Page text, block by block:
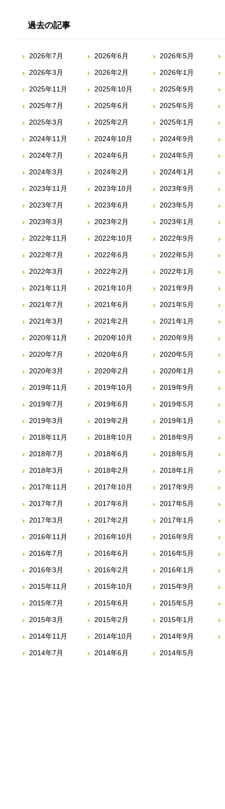
過去の記事
2026年7月 2026年6月 2026年5月
2026年3月 2026年2月 2026年1月
2025年11月 2025年10月 2025年9月
2025年7月 2025年6月 2025年5月
2025年3月 2025年2月 2025年1月
2024年11月 2024年10月 2024年9月
2024年7月 2024年6月 2024年5月
2024年3月 2024年2月 2024年1月
2023年11月 2023年10月 2023年9月
2023年7月 2023年6月 2023年5月
2023年3月 2023年2月 2023年1月
2022年11月 2022年10月 2022年9月
2022年7月 2022年6月 2022年5月
2022年3月 2022年2月 2022年1月
2021年11月 2021年10月 2021年9月
2021年7月 2021年6月 2021年5月
2021年3月 2021年2月 2021年1月
2020年11月 2020年10月 2020年9月
2020年7月 2020年6月 2020年5月
2020年3月 2020年2月 2020年1月
2019年11月 2019年10月 2019年9月
2019年7月 2019年6月 2019年5月
2019年3月 2019年2月 2019年1月
2018年11月 2018年10月 2018年9月
2018年7月 2018年6月 2018年5月
2018年3月 2018年2月 2018年1月
2017年11月 2017年10月 2017年9月
2017年7月 2017年6月 2017年5月
2017年3月 2017年2月 2017年1月
2016年11月 2016年10月 2016年9月
2016年7月 2016年6月 2016年5月
2016年3月 2016年2月 2016年1月
2015年11月 2015年10月 2015年9月
2015年7月 2015年6月 2015年5月
2015年3月 2015年2月 2015年1月
2014年11月 2014年10月 2014年9月
2014年7月 2014年6月 2014年5月